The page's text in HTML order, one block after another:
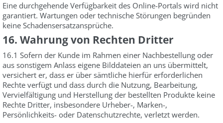
Eine durchgehende Verfügbarkeit des Online-Portals wird nicht
garantiert. Wartungen oder technische Störungen begründen
keine Schadensersatzansprüche.
16. Wahrung von Rechten Dritter
16.1 Sofern der Kunde im Rahmen einer Nachbestellung oder
aus sonstigem Anlass eigene Bilddateien an uns übermittelt,
versichert er, dass er über sämtliche hierfür erforderlichen
Rechte verfügt und dass durch die Nutzung, Bearbeitung,
Vervielfältigung und Herstellung der bestellten Produkte keine
Rechte Dritter, insbesondere Urheber-, Marken-,
Persönlichkeits- oder Datenschutzrechte, verletzt werden.